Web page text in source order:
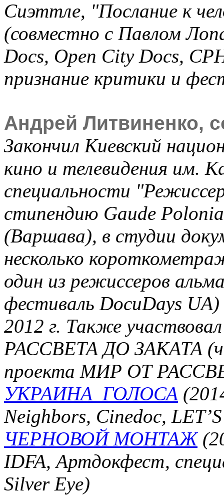
Сиэттле, "Послание к
(совместно с Павлом
Docs, Open City Docs,
признание критики и
Андрей Литвиненко,
Закончил Киевский
кино и телевидения им.
специальности
стипендию Gaude
(Варшава), в студии
несколько
один из режиссеров
фестиваль DocuDays
2012 г. Также
РАССВЕТА ДО ЗАКАТА
проекта МИР ОТ
УКРАИНА_ГОЛОСА
Neighbors, Cinedoc,
ЧЕРНОВОЙ МОНТАЖ
IDFA, Артдокфест,
Silver Eye)